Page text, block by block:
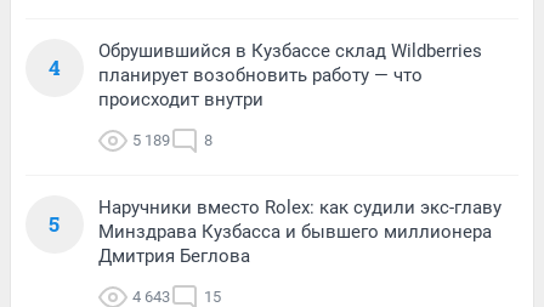
4
Обрушившийся в Кузбассе склад Wildberries
планирует возобновить работу — что
происходит внутри
5 189 8
5
Наручники вместо Rolex: как судили экс-главу
Минздрава Кузбасса и бывшего миллионера
Дмитрия Беглова
4 643 15